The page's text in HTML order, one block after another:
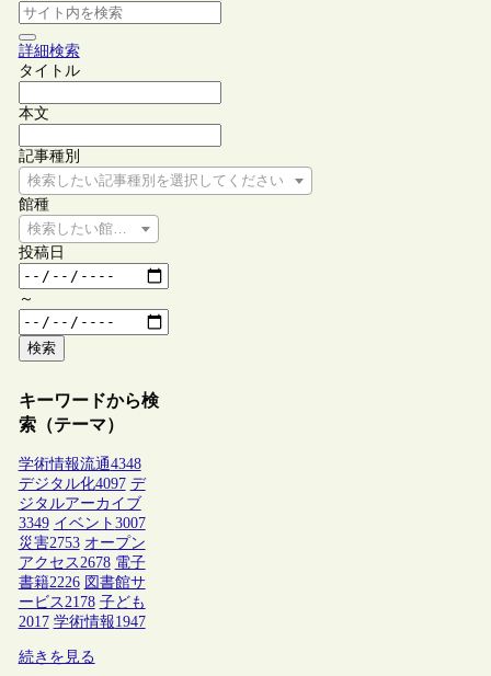
詳細検索
タイトル
本文
記事種別
検索したい記事種別を選択してください
館種
検索したい館種を選択してください
投稿日
～
検索
キーワードから検
索（テーマ）
学術情報流通4348
デジタル化4097 デ
ジタルアーカイブ
3349 イベント 3007
災害2753 オープン
アクセス2678 電子
書籍2226 図書館サ
ービス2178 子ども
2017 学術情報1947
続きを見る